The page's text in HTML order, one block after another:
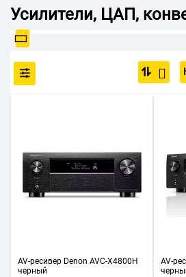
Усилители, ЦАП,
AV-ресивер Denon AVC-X4800H
черный
AV-